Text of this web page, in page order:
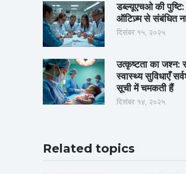
डब्ल्यूएचओ की
ऑटिज़्म से संबंधित
दिसंबर १५, २०२५
उत्कृष्टता का
स्वास्थ्य सुविधाएँ
सूची में चमकती हैं
दिसंबर १४, २०२५
Related topics